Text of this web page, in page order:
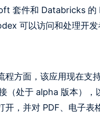
套件和 Databricks 的
可以访问和处理开发
程方面，该应用现在支
（处于 alpha 版本）
开，并对 PDF、电子表